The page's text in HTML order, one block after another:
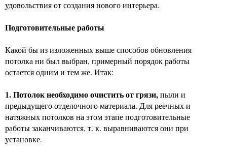
удовольствия от создания нового интерьера.
Подготовительные работы
Какой бы из изложенных выше способов обновления
потолка ни был выбран, примерный порядок работы
остается одним и тем же. Итак:
1. Потолок необходимо очистить от грязи,пыли и
предыдущего отделочного материала. Для реечных и
натяжных потолков на этом этапе подготовительные
работы заканчиваются, т. к. выравниваются они при
установке.